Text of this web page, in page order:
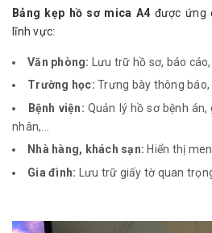
Bảng kẹp hồ sơ mica A4 được ứng
lĩnh vực:
Văn phòng: Lưu trữ hồ sơ, báo cáo,
Trường học: Trưng bày thông báo,
Bệnh viện: Quản lý hồ sơ bệnh
nhân,...
Nhà hàng, khách sạn: Hiển thị
Gia đình: Lưu trữ giấy tờ quan